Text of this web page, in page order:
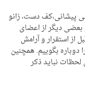
پیشانی،کف دست، زانو
بعضی دیگر از اعضای
از استقرار و آرامش
دوباره بگوییم. همچنین
لحظات نباید ذکر